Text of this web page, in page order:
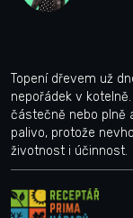
Topení dřevem už
nepořádek v
částečně nebo plně
palivo, protože
životnost i účinnost.